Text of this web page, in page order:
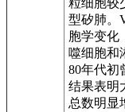
粒细胞较
型矽肺。
胞学变化
噬细胞和
80年代初
结果表明
总数明显